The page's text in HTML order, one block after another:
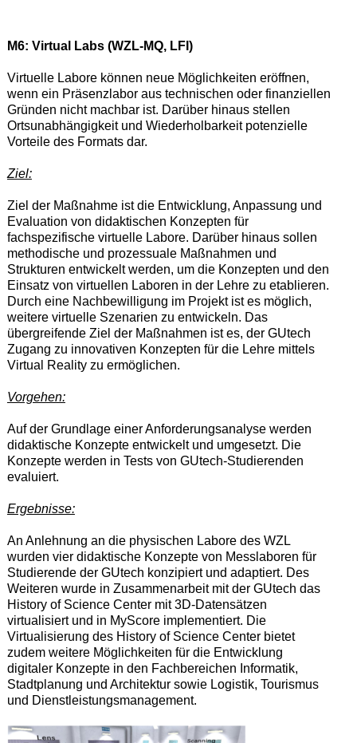
M6: Virtual Labs (WZL-MQ, LFI)
Virtuelle Labore können neue Möglichkeiten eröffnen,
wenn ein Präsenzlabor aus technischen oder finanziellen
Gründen nicht machbar ist. Darüber hinaus stellen
Ortsunabhängigkeit und Wiederholbarkeit potenzielle
Vorteile des Formats dar.
Ziel:
Ziel der Maßnahme ist die Entwicklung, Anpassung und
Evaluation von didaktischen Konzepten für
fachspezifische virtuelle Labore. Darüber hinaus sollen
methodische und prozessuale Maßnahmen und
Strukturen entwickelt werden, um die Konzepten und den
Einsatz von virtuellen Laboren in der Lehre zu etablieren.
Durch eine Nachbewilligung im Projekt ist es möglich,
weitere virtuelle Szenarien zu entwickeln. Das
übergreifende Ziel der Maßnahmen ist es, der GUtech
Zugang zu innovativen Konzepten für die Lehre mittels
Virtual Reality zu ermöglichen.
Vorgehen:
Auf der Grundlage einer Anforderungsanalyse werden
didaktische Konzepte entwickelt und umgesetzt. Die
Konzepte werden in Tests von GUtech-Studierenden
evaluiert.
Ergebnisse:
An Anlehnung an die physischen Labore des WZL
wurden vier didaktische Konzepte von Messlaboren für
Studierende der GUtech konzipiert und adaptiert. Des
Weiteren wurde in Zusammenarbeit mit der GUtech das
History of Science Center mit 3D-Datensätzen
virtualisiert und in MyScore implementiert. Die
Virtualisierung des History of Science Center bietet
zudem weitere Möglichkeiten für die Entwicklung
digitaler Konzepte in den Fachbereichen Informatik,
Stadtplanung und Architektur sowie Logistik, Tourismus
und Dienstleistungsmanagement.